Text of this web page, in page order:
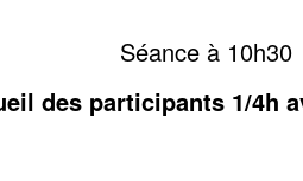
Séance à 10h30
des participants 1/4h